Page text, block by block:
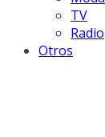
TV
Radio
Otros